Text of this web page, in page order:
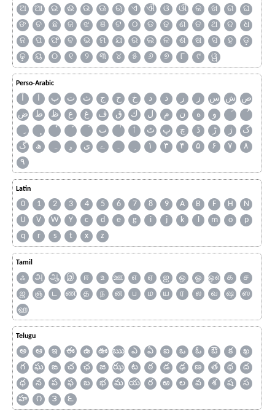
ଅ ଆ ଇ ଈ ଉ ଊ ଋ ଏ ଐ ଓ ଔ କ ଖ ଗ
ଘ
ଙ
ଚ ଛ ଜ ଝ ଞ ଟ ଠ ଡ ଢ ଣ ତ ଥ ଦ
ଧ
ନ
ପ ଫ ବ ଭ ମ ଯ ର ଲ ଳ ଶ ଷ ସ ହ
ଡ଼
ଢ଼
ୟ ୦ ୧ ୨ ୩ ୪ ୫ ୬ ୭ ୮ ୯ ୱ
Perso-Arabic
آ ا ب ت ث ج ح خ د ذ ر ز س ش ص
ض
ط ظ ع غ ف ق ك ل م ن ه
و
ٮ
ٲ ٹ پ چ ڈ ڑ ژ
ک
گ
ھ ہ ۄ ی ے ۔ ۱ ۳ ۴ ۵ ۶ ۷
۸
۹
Latin
0 1 2 3 4 5 6 7 8 9 A B F H
N
U
V W Y c d e g i j k l m o
p
q
r s t x z
Tamil
ஃ அ ஆ இ ஈ உ ஊ எ ஏ ஐ ஒ ஓ ஔ க
ச
ஜ
ஞ ட ண த ந ன ப ம ய ர ல வ ஷ
ஸ
ஹ
Telugu
అ ఆ ఇ ఈ ఉ ఊ ఋ ఎ ఏ ఐ ఒ ఓ ఔ క
ఖ
గ
ఘ ఙ చ ఛ జ ఝ ట ఠ డ ఢ ణ త థ
ద
ధ
న ప ఫ బ భ మ య ర ఱ ల వ శ ష
స
హ
౧ ౩ ౬